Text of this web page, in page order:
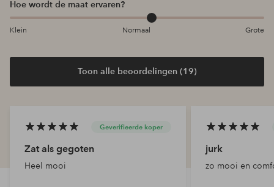
Hoe wordt de maat ervaren?
Klein Normaal Grote
Toon alle beoordelingen (19)
Geverifieerde koper
Zat als gegoten
Heel mooi
jurk
zo mooi en